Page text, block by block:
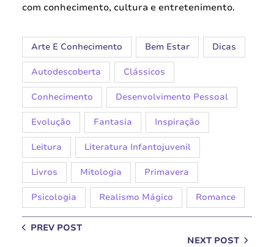
com conhecimento, cultura e entretenimento.
Arte E Conhecimento Bem Estar Dicas
Autodescoberta Clássicos
Conhecimento Desenvolvimento Pessoal
Evolução Fantasia Inspiração
Leitura Literatura Infantojuvenil
Livros Mitologia Primavera
Psicologia Realismo Mágico Romance
PREV POST
NEXT POST